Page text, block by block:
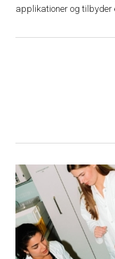
applikationer og tilbyder